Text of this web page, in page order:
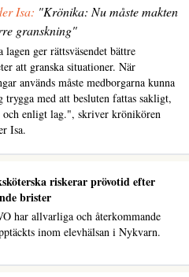
Isa: "Krönika: Nu måste makten
granskning"
lagen ger rättsväsendet bättre
att granska situationer. När
används måste medborgarna kunna
trygga med att besluten fattas sakligt,
och enligt lag.", skriver krönikören
Isa.
riskerar prövotid efter
brister
har allvarliga och återkommande
inom elevhälsan i Nykvarn.